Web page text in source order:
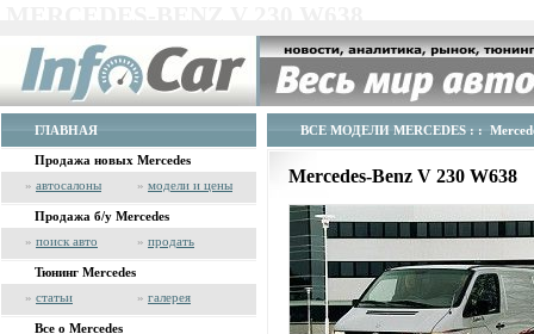
ГЛАВНАЯ
Продажа новых Mercedes
» автосалоны » модели и цены
Продажа б/у Mercedes
» поиск авто » продать
Тюнинг Mercedes
» статьи » галерея
Все о Mercedes
ВСЕ МОДЕЛИ MERCEDES : :
Mercedes-Benz V 230 W638